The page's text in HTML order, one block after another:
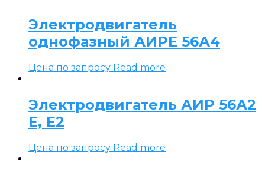
Электродвигатель
однофазный АИРЕ 56А4
Цена по запросу Read more
Электродвигатель АИР 56А2
Е, Е2
Цена по запросу Read more